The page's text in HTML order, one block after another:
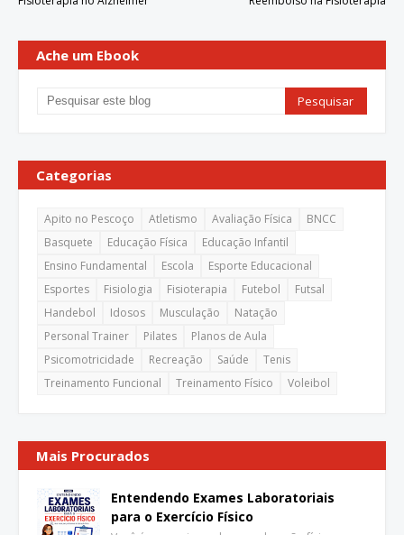
Ache um Ebook
Categorias
Apito no Pescoço Atletismo Avaliação Física
BNCC
Basquete
Educação Física
Educação Infantil
Ensino Fundamental
Escola
Esporte Educacional
Esportes
Fisiologia Fisioterapia Futebol
Futsal
Handebol
Idosos Musculação
Natação
Personal Trainer
Pilates
Planos de Aula
Psicomotricidade
Recreação Saúde
Tenis
Treinamento Funcional
Treinamento Físico Voleibol
Mais Procurados
Entendendo Exames Laboratoriais
para o Exercício Físico